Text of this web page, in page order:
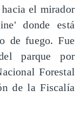
el mirador
donde está
de fuego. Fue
parque por
Forestal
de la Fiscalía